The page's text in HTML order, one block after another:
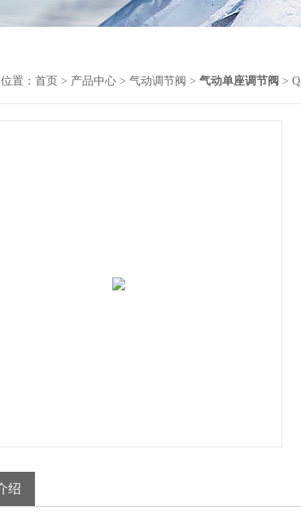
置： 首页 > 产品中心 > 气动调节阀 > 气动单座调节阀 >
绍